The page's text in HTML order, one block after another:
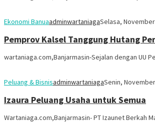
Ekonomi BanuaadminwartaniagaSelasa,
Pemprov Kalsel Tanggung Hutang
wartaniaga.com,Banjarmasin-Sejalan dengan UU
Peluang & BisnisadminwartaniagaSenin,
Izaura Peluang Usaha untuk Semua
Wartaniaga.com,Banjarmasin- PT Izaunet Berkah